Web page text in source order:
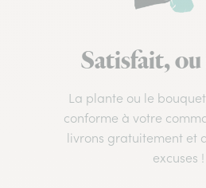
Satisfait,
La plante ou le
conforme à votre
livrons gratuitement et
excuses !